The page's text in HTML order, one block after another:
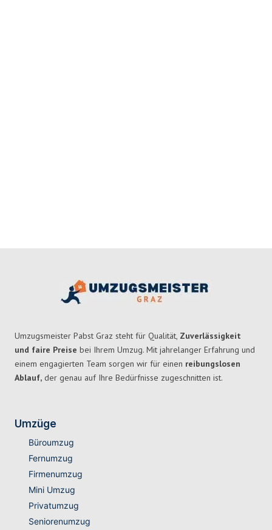
Umzugsmeister Pabst Graz steht für Qualität, Zuverlässigkeit
und faire Preise bei Ihrem Umzug. Mit jahrelanger Erfahrung und
einem engagierten Team sorgen wir für einen reibungslosen
Ablauf, der genau auf Ihre Bedürfnisse zugeschnitten ist.
Umzüge
Büroumzug
Fernumzug
Firmenumzug
Mini Umzug
Privatumzug
Seniorenumzug